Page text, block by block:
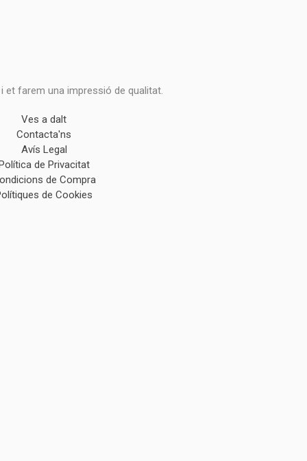
et farem una impressió de qualitat.
Ves a dalt
Contacta'ns
Avís Legal
de Privacitat
de Compra
de Cookies